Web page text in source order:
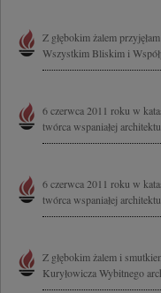
Z głębokim żalem
Wszystkim Bliskim i
6 czerwca 2011 roku w
twórca wspaniałej
6 czerwca 2011 roku w
twórca wspaniałej
Z głębokim żalem i
Kuryłowicza Wybitnego